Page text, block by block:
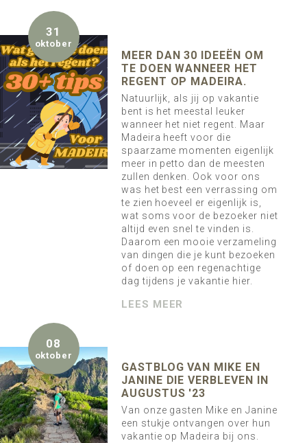
31
oktober
MEER DAN 30 IDEEËN OM
TE DOEN WANNEER HET
REGENT OP MADEIRA.
Natuurlijk, als jij op vakantie
bent is het meestal leuker
wanneer het niet regent. Maar
Madeira heeft voor die
spaarzame momenten eigenlijk
meer in petto dan de meesten
zullen denken. Ook voor ons
was het best een verrassing om
te zien hoeveel er eigenlijk is,
wat soms voor de bezoeker niet
altijd even snel te vinden is.
Daarom een mooie verzameling
van dingen die je kunt bezoeken
of doen op een regenachtige
dag tijdens je vakantie hier.
LEES MEER
08
oktober
GASTBLOG VAN MIKE EN
JANINE DIE VERBLEVEN IN
AUGUSTUS '23
Van onze gasten Mike en Janine
een stukje ontvangen over hun
vakantie op Madeira bij ons.